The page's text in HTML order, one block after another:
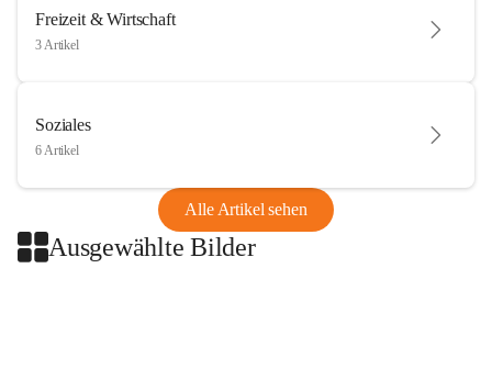
Freizeit & Wirtschaft
3 Artikel
Soziales
6 Artikel
Alle Artikel sehen
Ausgewählte Bilder